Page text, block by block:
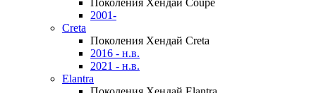
Поколения Хендай Coupe
2001-
Creta
Поколения Хендай Creta
2016 - н.в.
2021 - н.в.
Elantra